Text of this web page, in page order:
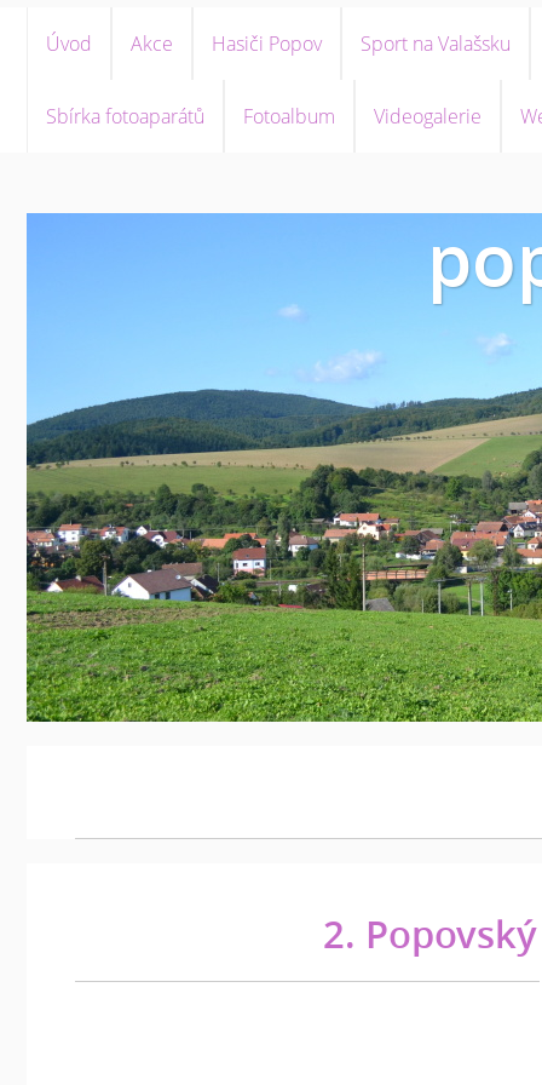
Úvod Akce Hasiči Popov Sport na Valašsku
Sbírka fotoaparátů Fotoalbum Videogalerie
2.